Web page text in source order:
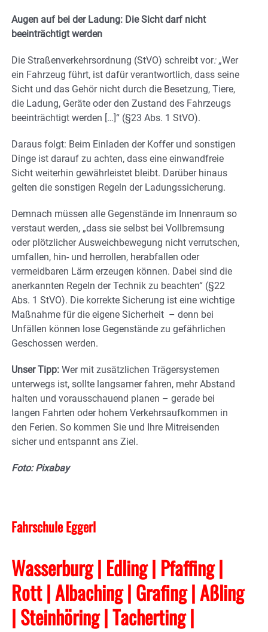
Augen auf bei der Ladung: Die Sicht darf nicht
beeinträchtigt werden
Die Straßenverkehrsordnung (StVO) schreibt vor: „Wer
ein Fahrzeug führt, ist dafür verantwortlich, dass seine
Sicht und das Gehör nicht durch die Besetzung, Tiere,
die Ladung, Geräte oder den Zustand des Fahrzeugs
beeinträchtigt werden […]“ (§23 Abs. 1 StVO).
Daraus folgt: Beim Einladen der Koffer und sonstigen
Dinge ist darauf zu achten, dass eine einwandfreie
Sicht weiterhin gewährleistet bleibt. Darüber hinaus
gelten die sonstigen Regeln der Ladungssicherung.
Demnach müssen alle Gegenstände im Innenraum so
verstaut werden, „dass sie selbst bei Vollbremsung
oder plötzlicher Ausweichbewegung nicht verrutschen,
umfallen, hin- und herrollen, herabfallen oder
vermeidbaren Lärm erzeugen können. Dabei sind die
anerkannten Regeln der Technik zu beachten“ (§22
Abs. 1 StVO). Die korrekte Sicherung ist eine wichtige
Maßnahme für die eigene Sicherheit – denn bei
Unfällen können lose Gegenstände zu gefährlichen
Geschossen werden.
Unser Tipp: Wer mit zusätzlichen Trägersystemen
unterwegs ist, sollte langsamer fahren, mehr Abstand
halten und vorausschauend planen – gerade bei
langen Fahrten oder hohem Verkehrsaufkommen in
den Ferien. So kommen Sie und Ihre Mitreisenden
sicher und entspannt ans Ziel.
Foto: Pixabay
Fahrschule Eggerl
Wasserburg | Edling | Pfaffing |
Rott | Albaching| Grafing| Aßling
| Steinhöring | Tacherting|